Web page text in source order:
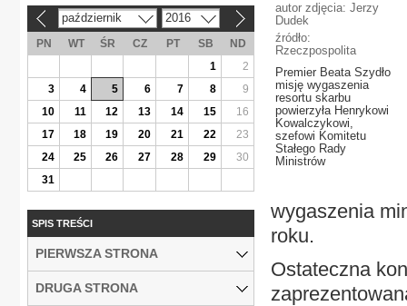
autor zdjęcia: Jerzy
Dudek
źródło:
Rzeczpospolita
Premier Beata Szydło
misję wygaszenia
resortu skarbu
powierzyła Henrykowi
Kowalczykowi,
szefowi Komitetu
Stałego Rady
Ministrów
wygaszenia
roku.
Ostateczna
październik 2016
PN WT ŚR CZ PT SB
ND
1
2
3
4 5 6 7 8
9
10
11 12 13 14 15
16
17
18 19 20 21 22
23
24
25 26 27 28 29
30
31
SPIS TREŚCI
PIERWSZA STRONA
DRUGA STRONA